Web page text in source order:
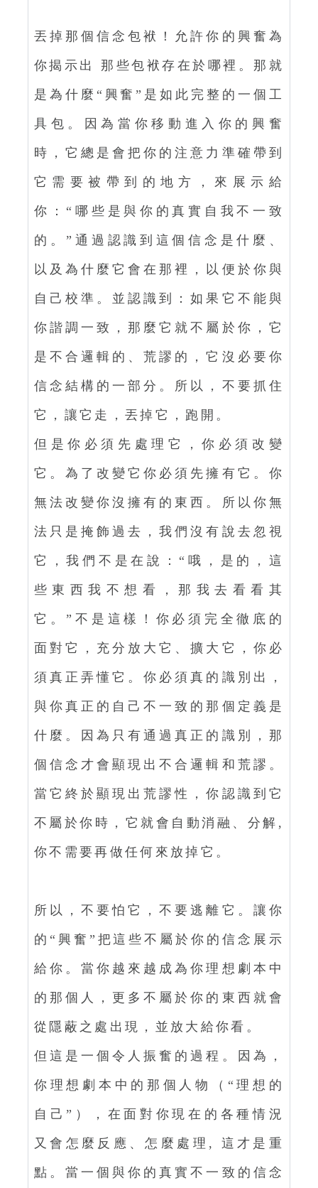
丟掉那個信念包袱！允許你的興奮為
你揭示出 那些包袱存在於哪裡。那就
是為什麼“興奮”是如此完整的一個工
具包。因為當你移動進入你的興奮
時，它總是會把你的注意力準確帶到
它需要被帶到的地方，來展示給
你：“哪些是與你的真實自我不一致
的。”通過認識到這個信念是什麼、
以及為什麼它會在那裡，以便於你與
自己校準。並認識到：如果它不能與
你諧調一致，那麼它就不屬於你，它
是不合邏輯的、荒謬的，它沒必要你
信念結構的一部分。所以，不要抓住
它，讓它走，丟掉它，跑開。
但是你必須先處理它，你必須改變
它。為了改變它你必須先擁有它。你
無法改變你沒擁有的東西。所以你無
法只是掩飾過去，我們沒有說去忽視
它，我們不是在說：“哦，是的，這
些東西我不想看，那我去看看其
它。”不是這樣！你必須完全徹底的
面對它，充分放大它、擴大它，你必
須真正弄懂它。你必須真的識別出，
與你真正的自己不一致的那個定義是
什麼。因為只有通過真正的識別，那
個信念才會顯現出不合邏輯和荒謬。
當它終於顯現出荒謬性，你認識到它
不屬於你時，它就會自動消融、分解,
你不需要再做任何來放掉它。
所以，不要怕它，不要逃離它。讓你
的“興奮”把這些不屬於你的信念展示
給你。當你越來越成為你理想劇本中
的那個人，更多不屬於你的東西就會
從隱蔽之處出現，並放大給你看。
但這是一個令人振奮的過程。因為，
你理想劇本中的那個人物（“理想的
自己”），在面對你現在的各種情況
又會怎麼反應、怎麼處理, 這才是重
點。當一個與你的真實不一致的信念